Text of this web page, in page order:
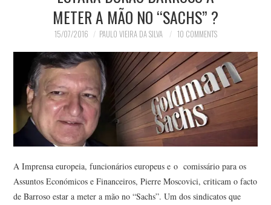
METER A MÃO NO “SACHS” ?
15/07/2016 PAULO VIEIRA DA SILVA 10 COMMENTS
A Imprensa europeia, funcionários europeus e o comissário para os
Assuntos Económicos e Financeiros, Pierre Moscovici, criticam o facto
de Barroso estar a meter a mão no “Sachs”. Um dos sindicatos que